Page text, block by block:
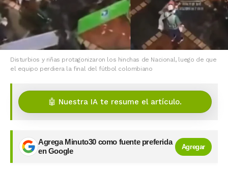
Disturbios y riñas protagonizaron los hinchas de Nacional, luego de que
el equipo perdiera la final del fútbol colombiano
🤖 Nuestra IA te resume el artículo.
Agrega Minuto30 como fuente preferida
en Google
Agregar